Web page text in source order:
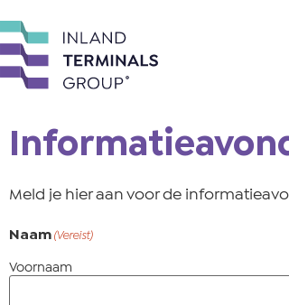
Meld je hier aan voor de
Naam (Vereist)
Voornaam